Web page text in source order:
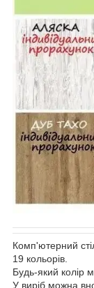
Комп'ютерний
19 кольорів.
Будь-який колір
У виріб можна